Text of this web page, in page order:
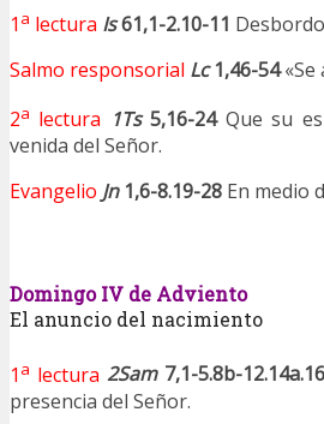
1 a lectura Is61,1-2.10-11
Salmo responsorial Lc1,46-54
2a lectura 1Ts5,16-24 Que su
venida del Señor.
Evangelio Jn1,6-8.19-28 En medio
Domingo IV de Adviento
El anuncio del nacimiento
1 a lectura 2Sam7,1-5.8b-12.14a.16
presencia del Señor.